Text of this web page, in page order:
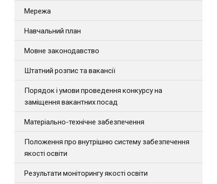
Мережа
Навчальний план
Мовне законодавство
Штатний розпис та вакансії
Порядок і умови проведення конкурсу на
заміщення вакантних посад
Матеріально-технічне забезпечення
Положення про внутрішню систему забезпечення
якості освіти
Результати моніторингу якості освіти